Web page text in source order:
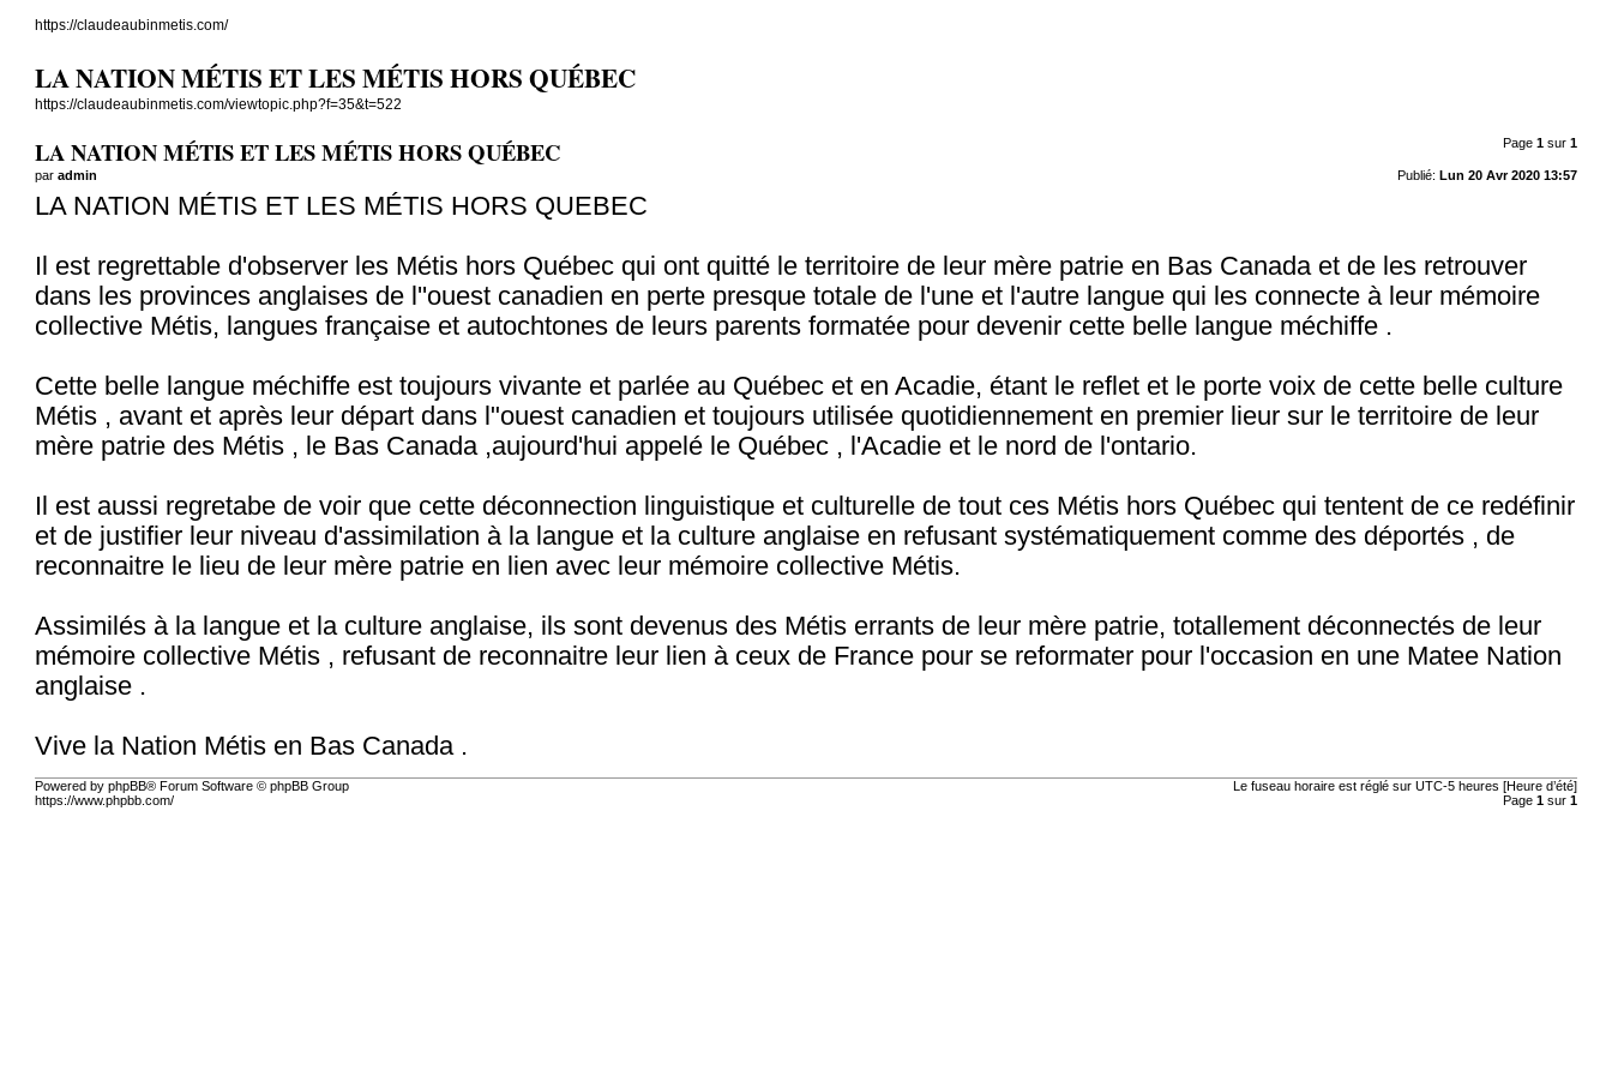
https://claudeaubinmetis.com/
LA NATION MÉTIS ET LES MÉTIS HORS QUÉBEC
https://claudeaubinmetis.com/viewtopic.php?f=35&t=522
Page 1sur 1
LA NATION MÉTIS ET LES MÉTIS HORS QUÉBEC
Publié: Lun 20 Avr 2020 13:57
paradmin
LA NATION MÉTIS ET LES MÉTIS HORS QUEBEC
Il est regrettable d'observer les Métis hors Québec qui ont quitté le territoire de leur mère patrie en Bas Canada et de les retrouver
dans les provinces anglaises de l''ouest canadien en perte presque totale de l'une et l'autre langue qui les connecte à leur mémoire
collective Métis, langues française et autochtones de leurs parents formatée pour devenir cette belle langue méchiffe .
Cette belle langue méchiffe est toujours vivante et parlée au Québec et en Acadie, étant le reflet et le porte voix de cette belle culture
Métis , avant et après leur départ dans l"ouest canadien et toujours utilisée quotidiennement en premier lieur sur le territoire de leur
mère patrie des Métis , le Bas Canada ,aujourd'hui appelé le Québec , l'Acadie et le nord de l'ontario.
Il est aussi regretabe de voir que cette déconnection linguistique et culturelle de tout ces Métis hors Québec qui tentent de ce redéfinir
et de justifier leur niveau d'assimilation à la langue et la culture anglaise en refusant systématiquement comme des déportés , de
reconnaitre le lieu de leur mère patrie en lien avec leur mémoire collective Métis.
Assimilés à la langue et la culture anglaise, ils sont devenus des Métis errants de leur mère patrie, totallement déconnectés de leur
mémoire collective Métis , refusant de reconnaitre leur lien à ceux de France pour se reformater pour l'occasion en une Matee Nation
anglaise .
Vive la Nation Métis en Bas Canada .
Le fuseau horaire est réglé sur UTC-5 heures [Heure d’été]
Page 1sur 1
Powered by phpBB® Forum Software © phpBB Group
https://www.phpbb.com/